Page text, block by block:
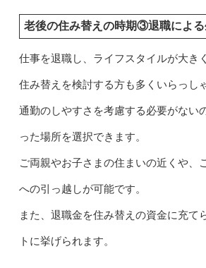
老後の住み替えの時期③退職によ
仕事を退職し、ライフスタイルが大き
住み替えを検討する方も多くいらっし
通勤のしやすさを考慮する必要がない
った場所を選択できます。
ご両親やお子さまの住まいの近くや、
への引っ越しが可能です。
また、退職金を住み替えの資金に充て
トに挙げられます。